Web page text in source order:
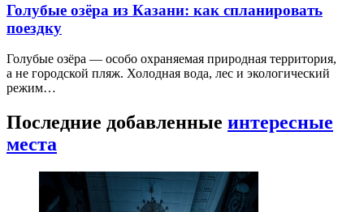
Голубые озёра из Казани: как спланировать
поездку
Голубые озёра — особо охраняемая природная территория,
а не городской пляж. Холодная вода, лес и экологический
режим…
Последние добавленные интересные
места